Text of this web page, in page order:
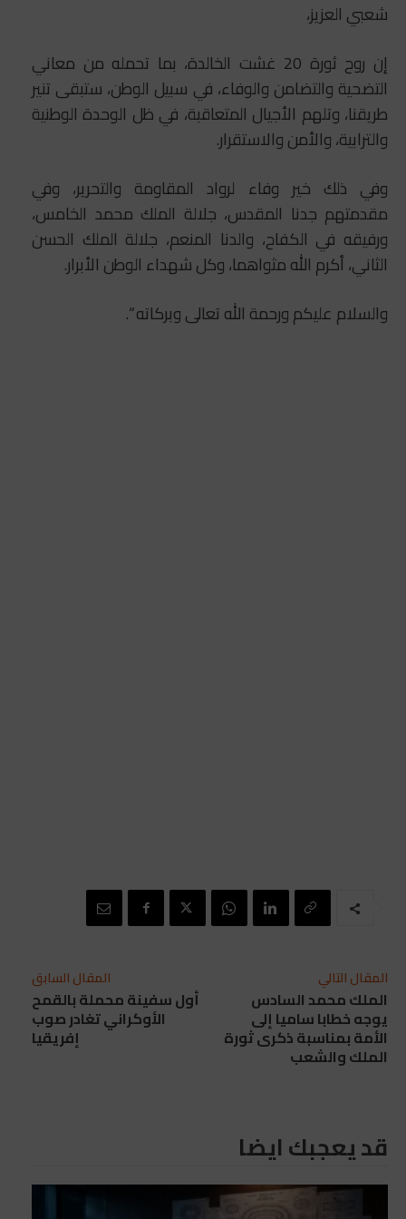
شعبي العزيز،
إن روح ثورة 20 غشت الخالدة، بما تحمله من معاني
التضحية والتضامن والوفاء، في سبيل الوطن، ستبقى تنير
طريقنا، وتلهم الأجيال المتعاقبة، في ظل الوحدة الوطنية
والترابية، والأمن والاستقرار.
وفي ذلك خير وفاء لرواد المقاومة والتحرير، وفي
مقدمتهم جدنا المقدس، جلالة الملك محمد الخامس،
ورفيقه في الكفاح، والدنا المنعم، جلالة الملك الحسن
الثاني، أكرم الله مثواهما، وكل شهداء الوطن الأبرار.
والسلام عليكم ورحمة الله تعالى وبركاته “.
المقال السابق
أول سفينة محملة بالقمح
الأوكراني تغادر صوب
إفريقيا
المقال التالي
الملك محمد السادس
يوجه خطابا ساميا إلى
الأمة بمناسبة ذكرى ثورة
الملك والشعب
قد يعجبك ايضا